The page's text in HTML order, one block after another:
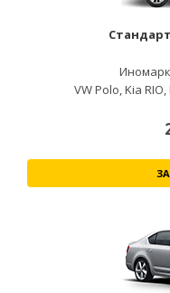
VW Polo, Kia